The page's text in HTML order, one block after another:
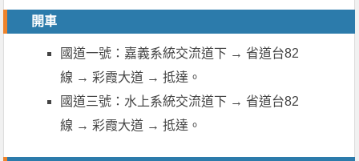
開車
國道一號：嘉義系統交流道下 → 省道台82
線 → 彩霞大道 → 抵達。
國道三號：水上系統交流道下 → 省道台82
線 → 彩霞大道 → 抵達。